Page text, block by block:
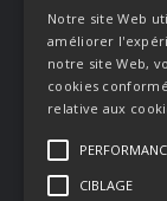
Le studio
Galerie
Blog
Mentions
CGV
Notre site Web
améliorer
notre site Web,
cookies
relative aux
CIBLAGE